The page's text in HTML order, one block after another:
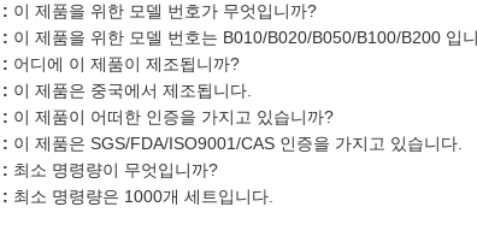
이 제품을 위한 모델 번호가 무엇입니까?
이 제품을 위한 모델 번호는 B010/B020/B050/B100/B200 입
어디에 이 제품이 제조됩니까?
이 제품은 중국에서 제조됩니다.
이 제품이 어떠한 인증을 가지고 있습니까?
이 제품은 SGS/FDA/ISO9001/CAS 인증을 가지고 있습니다.
최소 명령량이 무엇입니까?
최소 명령량은 1000개 세트입니다.